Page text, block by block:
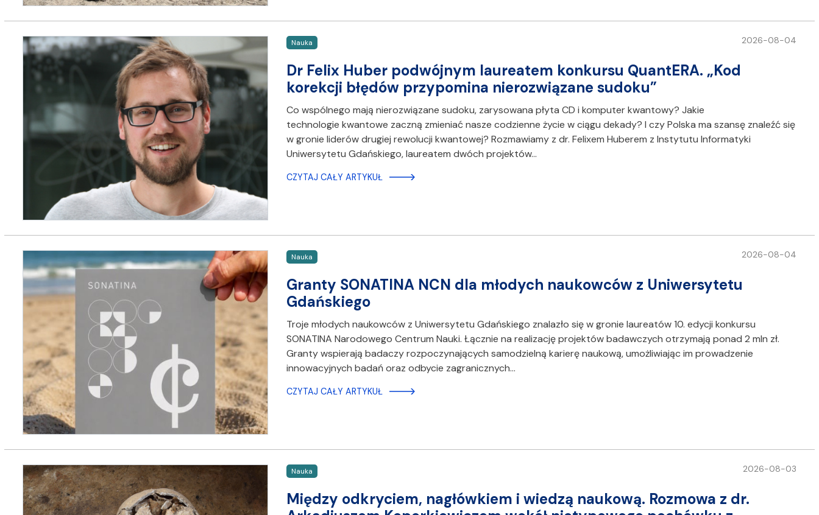
Nauka 2026-08-04
Dr Felix Huber podwójnym laureatem konkursu QuantERA. „Kod
korekcji błędów przypomina nierozwiązane sudoku”
Co wspólnego mają nierozwiązane sudoku, zarysowana płyta CD i komputer kwantowy? Jakie
technologie kwantowe zaczną zmieniać nasze codzienne życie w ciągu dekady? I czy Polska ma szansę znaleźć się
w gronie liderów drugiej rewolucji kwantowej? Rozmawiamy z dr. Felixem Huberem z Instytutu Informatyki
Uniwersytetu Gdańskiego, laureatem dwóch projektów…
CZYTAJ CAŁY ARTYKUŁ
Nauka 2026-08-04
Granty SONATINA NCN dla młodych naukowców z Uniwersytetu
Gdańskiego
Troje młodych naukowców z Uniwersytetu Gdańskiego znalazło się w gronie laureatów 10. edycji konkursu
SONATINA Narodowego Centrum Nauki. Łącznie na realizację projektów badawczych otrzymają ponad 2 mln zł.
Granty wspierają badaczy rozpoczynających samodzielną karierę naukową, umożliwiając im prowadzenie
innowacyjnych badań oraz odbycie zagranicznych…
CZYTAJ CAŁY ARTYKUŁ
Nauka 2026-08-03
Między odkryciem, nagłówkiem i wiedzą naukową. Rozmowa z dr.